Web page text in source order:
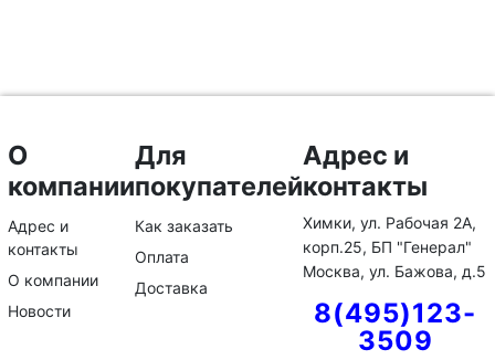
О
компании
Адрес и
контакты
О компании
Новости
Для
покупателей
Как заказать
Оплата
Доставка
Адрес и
контакты
Химки, ул. Рабочая 2А,
корп.25, БП "Генерал"
Москва, ул. Бажова, д.5
8(495)123-
3509